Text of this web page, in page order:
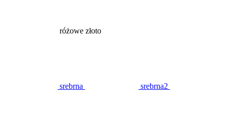
różowe złoto
srebrna srebrna2